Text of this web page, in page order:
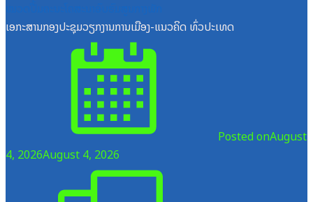
ເອກະສານກອງປະຊຸມວຽກງານການເມືອງ-ແນວຄິດ ທົ່ວປະເທດ
Posted onAugust
4, 2026August 4, 2026